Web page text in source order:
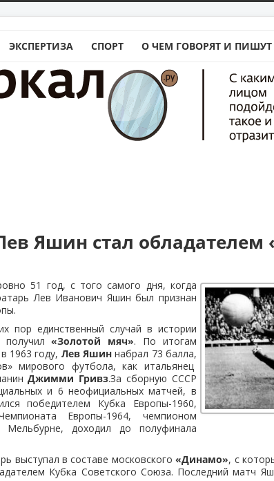
ЭКСПЕРТИЗА СПОРТ О ЧЕМ ГОВОРЯТ И ПИШУТ
Яшин стал обладателем
51 год, с того самого дня, когда
Лев Иванович Яшин был признан
пор единственный случай в истории
получил«Золотой мяч». По итогам
1963 году, Лев Яшиннабрал 73 балла,
мирового футбола, как итальянец
Джимми Гривз.За сборную СССР
и 6 неофициальных матчей, в
победителем Кубка Европы-1960,
Европы-1964, чемпионом
Мельбурне, доходил до полуфинала
выступал в составе московского«Динамо», с
Кубка Советского Союза. Последний матч